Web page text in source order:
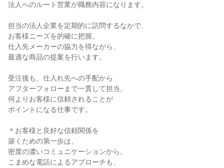
法人へのルート営業が職務内容になります。
担当の法人企業を定期的に訪問するなかで、
お客様ニーズを的確に把握。
仕入先メーカーの協力を得ながら、
最適な商品の提案を行います。
受注後も、仕入れ先への手配から
アフターフォローまで一貫して担当。
何よりお客様に信頼されることが
ポイントになる仕事です。
＊お客様と良好な信頼関係を
築くための第一歩は、
密度の濃いコミュニケーションから。
こまめな電話によるアプローチも、